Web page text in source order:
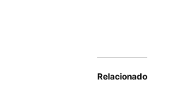
Relacionado